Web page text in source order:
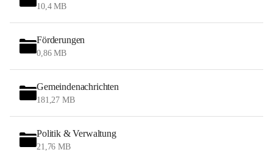
10,4 MB
Förderungen
0,86 MB
Gemeindenachrichten
181,27 MB
Politik & Verwaltung
21,76 MB